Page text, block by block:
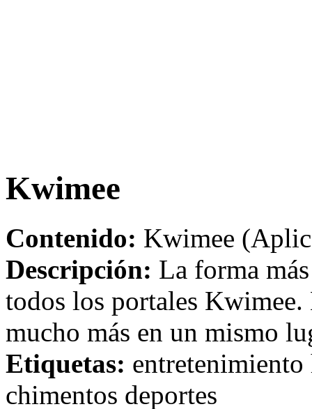
Kwimee
Contenido: Kwimee
Descripción: La forma
todos los portales
mucho más en un mismo
Etiquetas:
chimentos deportes